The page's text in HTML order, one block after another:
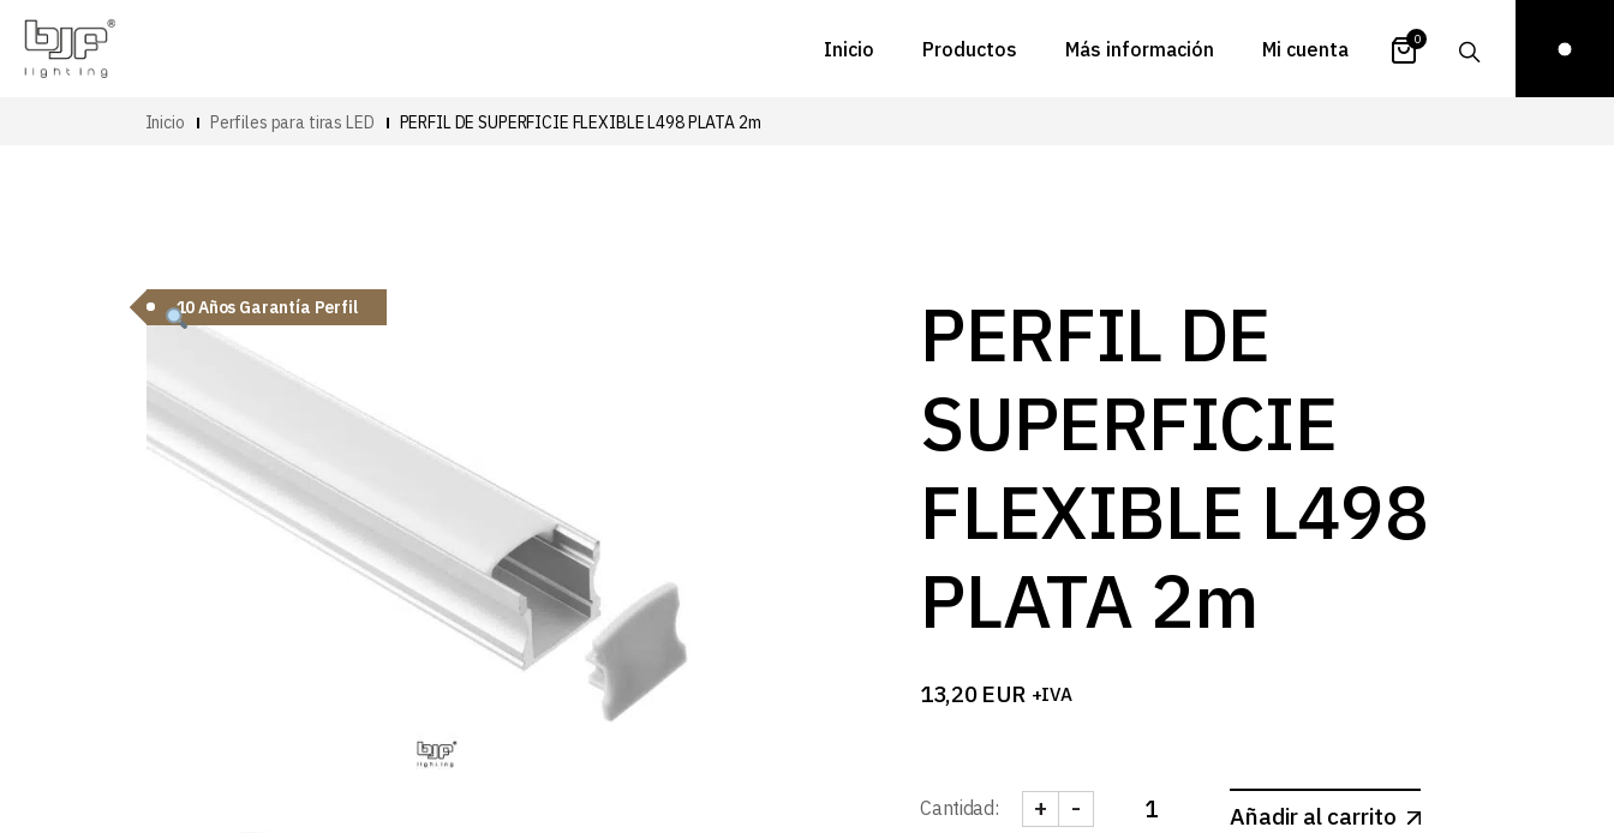
Inicio Productos Más información
FAQs
Proyectos
Zona de inspiración
Blog
Mi cuenta
contraseña
0
Inicio Perfiles para tiras LED PERFIL DE SUPERFICIE FLEXIBLE L498 PLATA 2m
10 Años Garantía Perfil
PERFIL DE
SUPERFICIE
FLEXIBLE L498
PLATA 2m
13,20 EUR +IVA
Cantidad: PERFIL DE SUPERFICIE FLEXIBLE L498 PLATA 2m cantidad
-
+ Añadir al carrito